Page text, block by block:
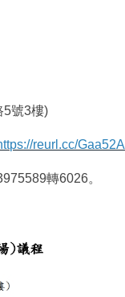
5號3樓)
reurl.cc/Gaa52A
轉6026。